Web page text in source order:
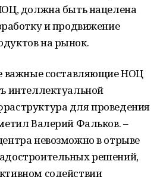
должна быть нацелена
и продвижение
на рынок.
важные составляющие НОЦ
интеллектуальной
для проведения
Валерий Фальков. –
невозможно в отрыве
решений,
содействии